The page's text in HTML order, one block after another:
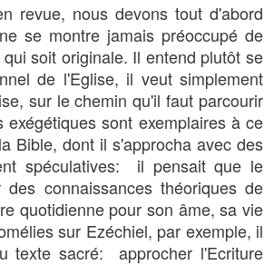
revue, nous devons tout d'abord
se montre jamais préoccupé de
soit originale. Il entend plutôt se
de l'Eglise, il veut simplement
sur le chemin qu'il faut parcourir
sont exemplaires à ce
Bible, dont il s'approcha avec des
spéculatives: il pensait que le
connaissances théoriques de
quotidienne pour son âme, sa vie
sur Ezéchiel, par exemple, il
texte sacré: approcher l'Ecriture